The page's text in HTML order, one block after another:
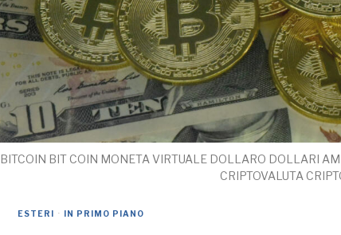
BITCOIN BIT COIN MONETA VIRTUALE DOLLARO DOLLARI
CRIPTOVALUTA
ESTERI · IN PRIMO PIANO